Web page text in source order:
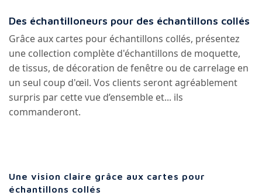
Des échantilloneurs pour des échantillons collés
Grâce aux cartes pour échantillons collés, présentez
une collection complète d'échantillons de moquette,
de tissus, de décoration de fenêtre ou de carrelage en
un seul coup d'œil. Vos clients seront agréablement
surpris par cette vue d’ensemble et... ils
commanderont.
Une vision claire grâce aux cartes pour
échantillons collés